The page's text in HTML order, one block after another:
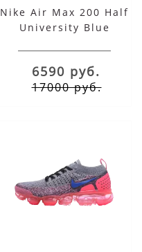
Nike Air Max 200 Half
University Blue
6590 руб.
17000 руб.